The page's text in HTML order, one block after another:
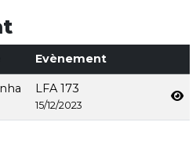
Evènement
LFA 173
15/12/2023